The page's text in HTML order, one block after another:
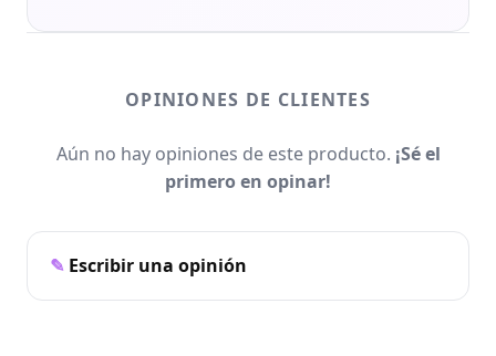
OPINIONES DE CLIENTES
Aún no hay opiniones de este producto. ¡Sé el
primero en opinar!
Escribir una opinión